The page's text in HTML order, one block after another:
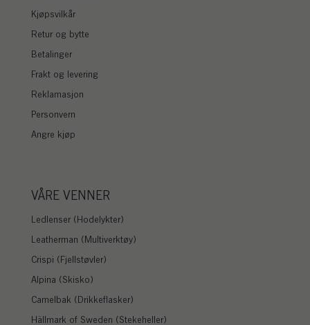
Kjøpsvilkår
Retur og bytte
Betalinger
Frakt og levering
Reklamasjon
Personvern
Angre kjøp
VÅRE VENNER
Ledlenser (Hodelykter)
Leatherman (Multiverktøy)
Crispi (Fjellstøvler)
Alpina (Skisko)
Camelbak (Drikkeflasker)
Hällmark of Sweden (Stekeheller)